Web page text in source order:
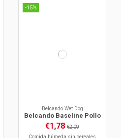
-15%
Belcando Wet Dog
Belcando Baseline Pollo
€1,78 €2,09